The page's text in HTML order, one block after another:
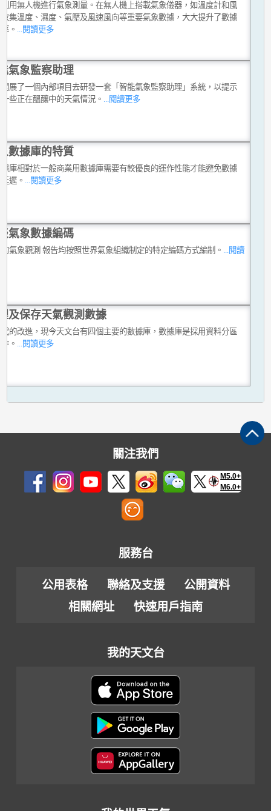
用無人機進行氣象測量。在無人機上搭載氣象儀器，如溫度計和風
集溫度、濕度、氣壓及風速風向等重要氣象數據，大大提升了數據
。 ...閱讀更多
氣象監察助理
展了一個內部項目去研發一套「智能氣象監察助理」系統，以提示
些正在醞釀中的天氣情況。
...閱讀更多
數據庫的特質
庫相對於一般商業用數據庫需要有較優良的運作性能才能避免數據
遲。 ...閱讀更多
氣象數據編碼
氣象觀測 報告均按照世界氣象組織制定的特定編碼方式編制。 ...閱讀
及保存天氣觀測數據
的改進，現今天文台有四個主要的數據庫，數據庫是採用資料分區
。 ...閱讀更多
關注我們
M5.0+
M6.0+
服務台
公用表格 聯絡及支援
公開資料
相關網址
快速用戶指南
我的天文台